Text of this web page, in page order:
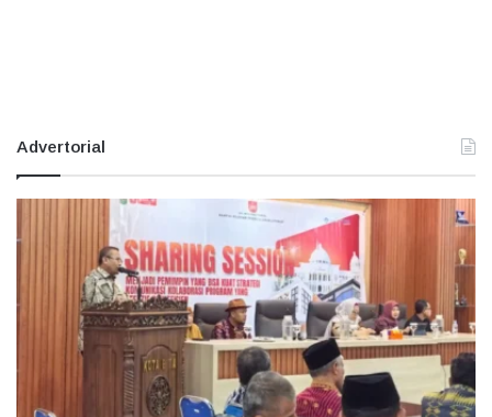
Advertorial